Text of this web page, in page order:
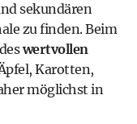
sekundären
zu finden. Beim
wertvollen
Karotten,
möglichst in